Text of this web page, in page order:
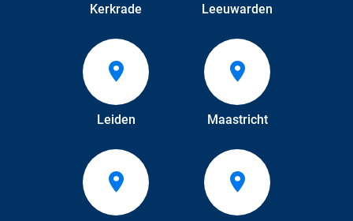
Kerkrade Leeuwarden
Leiden Maastricht